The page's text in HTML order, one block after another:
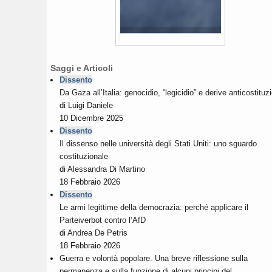
Saggi e Articoli
Dissento
Da Gaza all’Italia: genocidio, “legicidio” e derive
di
Luigi Daniele
10 Dicembre 2025
Dissento
Il dissenso nelle università degli Stati Uniti: uno sguardo
costituzionale
di Alessandra Di Martino
18 Febbraio 2026
Dissento
Le armi legittime della democrazia: perché applicare il
Parteiverbot contro l’AfD
di Andrea De Petris
18 Febbraio 2026
Guerra e volontà popolare. Una breve riflessione sulla